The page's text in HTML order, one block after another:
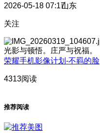
2026-05-18 07:17山东
关注
光影与顿悟。庄严与祝福。
荣耀手机影像计划-不羁的脸
4313阅读
推荐阅读